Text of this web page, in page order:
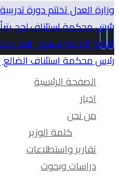
وزارة العدل تختتم دورة
رئيس محكمة استئناف لحج
النيابة العامة بسيئون
رئيس محكمة استئناف
الصفحة الرئيسية
اخبار
من نحن
كلمة الوزير
تقارير واستطلاعات
دراسات وبحوث